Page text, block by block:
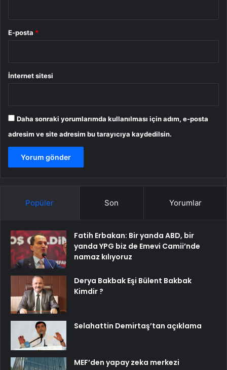
E-posta *
İnternet sitesi
Daha sonraki yorumlarımda kullanılması için adım, e-posta
adresim ve site adresim bu tarayıcıya kaydedilsin.
Popüler Son Yorumlar
Fatih Erbakan: Bir yanda ABD, bir
yanda YPG biz de Emevi Camii’nde
namaz kılıyoruz
Derya Bakbak Eşi Bülent Bakbak
Kimdir ?
Selahattin Demirtaş’tan açıklama
MEF’den yapay zeka merkezi